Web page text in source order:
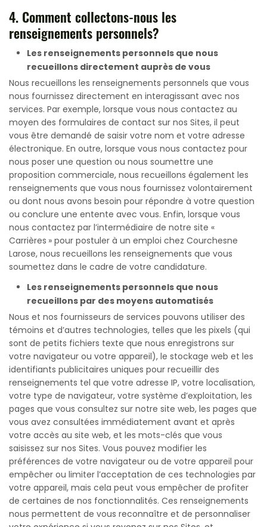
4. Comment collectons-nous les
renseignements personnels?
Les renseignements personnels que nous
recueillons directement auprès de vous
Nous recueillons les renseignements personnels que vous
nous fournissez directement en interagissant avec nos
services. Par exemple, lorsque vous nous contactez au
moyen des formulaires de contact sur nos Sites, il peut
vous être demandé de saisir votre nom et votre adresse
électronique. En outre, lorsque vous nous contactez pour
nous poser une question ou nous soumettre une
proposition commerciale, nous recueillons également les
renseignements que vous nous fournissez volontairement
ou dont nous avons besoin pour répondre à votre question
ou conclure une entente avec vous. Enfin, lorsque vous
nous contactez par l’intermédiaire de notre site «
Carrières » pour postuler à un emploi chez Courchesne
Larose, nous recueillons les renseignements que vous
soumettez dans le cadre de votre candidature.
Les renseignements personnels que nous
recueillons par des moyens automatisés
Nous et nos fournisseurs de services pouvons utiliser des
témoins et d’autres technologies, telles que les pixels (qui
sont de petits fichiers texte que nous enregistrons sur
votre navigateur ou votre appareil), le stockage web et les
identifiants publicitaires uniques pour recueillir des
renseignements tel que votre adresse IP, votre localisation,
votre type de navigateur, votre système d’exploitation, les
pages que vous consultez sur notre site web, les pages que
vous avez consultées immédiatement avant et après
votre accès au site web, et les mots-clés que vous
saisissez sur nos Sites. Vous pouvez modifier les
préférences de votre navigateur ou de votre appareil pour
empêcher ou limiter l’acceptation de ces technologies par
votre appareil, mais cela peut vous empêcher de profiter
de certaines de nos fonctionnalités. Ces renseignements
nous permettent de vous reconnaître et de personnaliser